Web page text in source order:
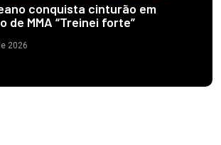
conquista cinturão em
de MMA “Treinei forte”
2026